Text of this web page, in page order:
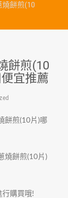
餅煎(10
餅煎(10
宜推薦
餅煎(10片)哪
燒餅煎(10片)
行購買哦!